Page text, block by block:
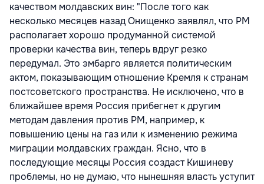
качеством молдавских вин: "После того как
несколько месяцев назад Онищенко заявлял, что РМ
располагает хорошо продуманной системой
проверки качества вин, теперь вдруг резко
передумал. Это эмбарго является политическим
актом, показывающим отношение Кремля к странам
постсоветского пространства. Не исключено, что в
ближайшее время Россия прибегнет к другим
методам давления против РМ, например, к
повышению цены на газ или к изменению режима
миграции молдавских граждан. Ясно, что в
последующие месяцы Россия создаст Кишиневу
проблемы, но не думаю, что нынешняя власть уступит